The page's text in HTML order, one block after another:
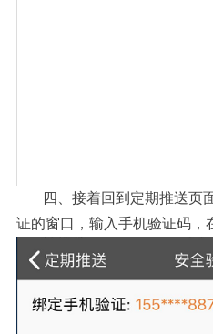
四、 接着回到定期推送页
证的窗口，输入手机验证码，